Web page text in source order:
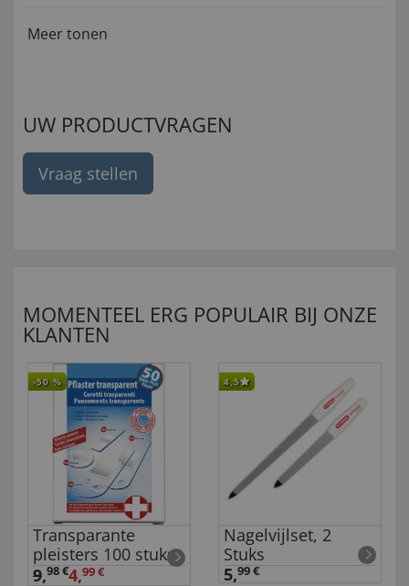
Meer tonen
UW PRODUCTVRAGEN
Vraag stellen
MOMENTEEL ERG POPULAIR BIJ ONZE
KLANTEN
-50 %
Transparante
pleisters 100 stuks
9,98 €4,99 €
4,5
Nagelvijlset, 2
Stuks
5,99 €